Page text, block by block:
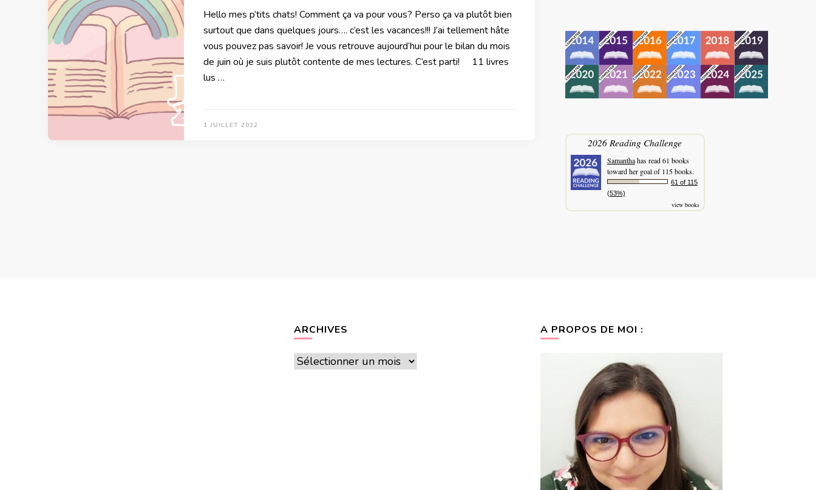
Hello mes p’tits chats! Comment ça va pour vous? Perso ça va plutôt bien
surtout que dans quelques jours…. c’est les vacances!!! J’ai tellement hâte
vous pouvez pas savoir! Je vous retrouve aujourd’hui pour le bilan du mois
de juin où je suis plutôt contente de mes lectures. C’est parti! 11 livres
lus …
1 JUILLET 2022
2026 Reading Challenge
Samanthahas read 61 books
toward her goal of 115 books.
61 of 115
(53%)
view books
ARCHIVES
Archives
A PROPOS DE MOI :